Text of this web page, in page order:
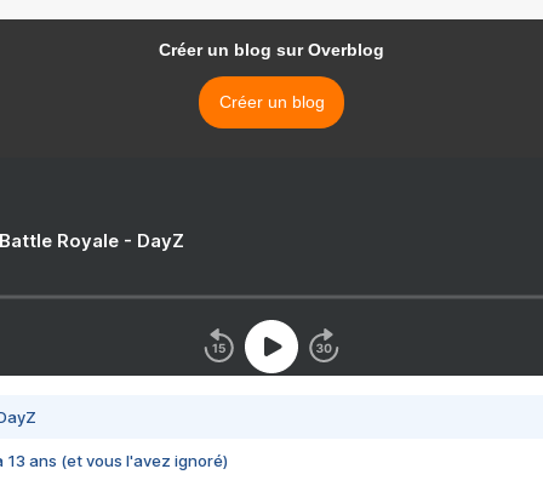
Créer un blog sur Overblog
Créer un blog
Royale - DayZ
13 ans (et vous l'avez ignoré)